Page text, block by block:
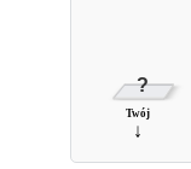
?
Twój
↓